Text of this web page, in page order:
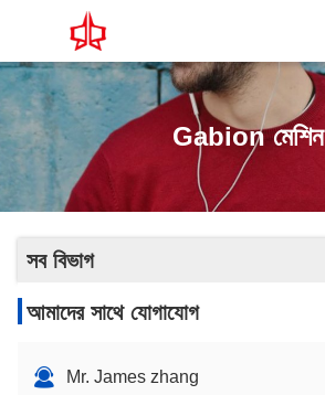
Gabion মেশিন
সব বিভাগ
আমাদের সাথে যোগাযোগ
Mr. James zhang